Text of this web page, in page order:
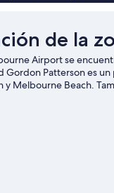
de la
Airport se
Gordon Patterson es
y Melbourne Beach.
Mall (centro